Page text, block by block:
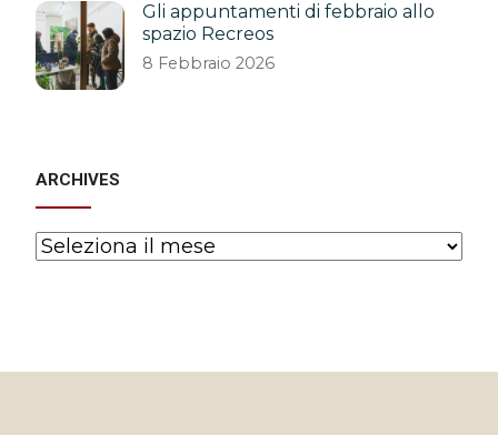
Gli appuntamenti di febbraio allo
spazio Recreos
8 Febbraio 2026
ARCHIVES
Archives